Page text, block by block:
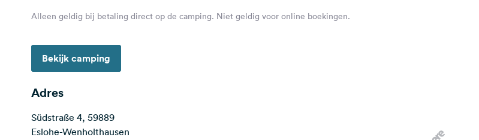
Alleen geldig bij betaling direct op de camping. Niet geldig voor online boekingen.
Bekijk camping
Adres
Südstraße 4, 59889
Eslohe-Wenholthausen